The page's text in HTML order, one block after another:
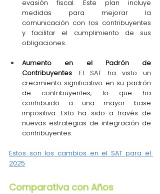
evasión fiscal. Este plan incluye
medidas para mejorar la
comunicación con los contribuyentes
y facilitar el cumplimiento de sus
obligaciones.
Aumento en el Padrón de
Contribuyentes: El SAT ha visto un
crecimiento significativo en su padrón
de contribuyentes, lo que ha
contribuido a una mayor base
impositiva. Esto ha sido a través de
nuevas estrategias de integración de
contribuyentes.
Estos son los cambios en el SAT para el
2025
Comparativa con Años